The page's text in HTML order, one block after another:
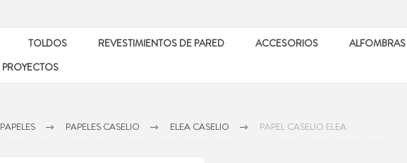
TOLDOS REVESTIMIENTOS DE PARED ACCESORIOS ALFOMBRAS
PROYECTOS
PAPELES PAPELES CASELIO ELEA CASELIO PAPEL CASELIO ELEA